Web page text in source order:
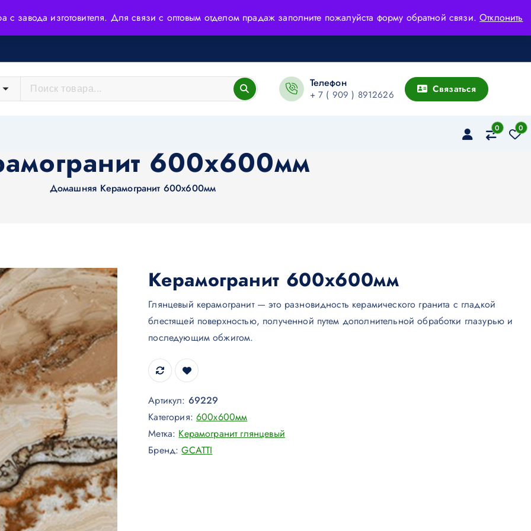
с завода изготовителя. Для связи с оптовым отделом прадаж заполните пожалуйста форму обратной связи.Отклонить
Телефон
+ 7 ( 909 ) 8912626 Связаться
0 0
600х600мм
Домашняя Керамогранит 600х600мм
Керамогранит 600х600мм
Глянцевый керамогранит — это разновидность керамического гранита с гладкой
блестящей поверхностью, полученной путем дополнительной обработки глазурью и
последующим обжигом.
Артикул: 69229
Категория:600x600мм
Метка: Керамогранит глянцевый
Бренд:GCATTI